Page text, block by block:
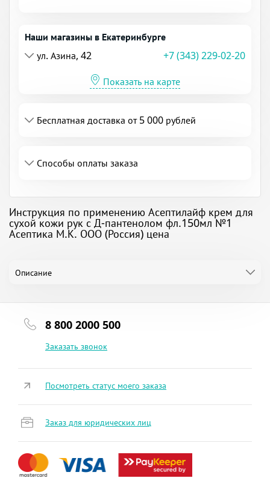
Наши магазины в Екатеринбурге
ул. Азина, 42
+7 (343) 229-02-20
Показать на карте
Бесплатная доставка от 5 000 рублей
Способы оплаты заказа
Инструкция по применению Асептилайф крем для
сухой кожи рук с Д-пантенолом фл.150мл №1
Асептика М.К. ООО (Россия) цена
Описание
8 800 2000 500
Заказать звонок
Посмотреть статус моего заказа
Заказ для юридических лиц